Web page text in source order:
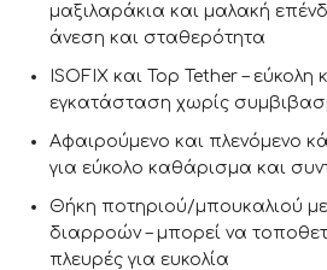
μαξιλαράκια και μαλακή
άνεση και σταθερότητα
ISOFIX και Top Tether –
εγκατάσταση χωρίς
Αφαιρούμενο και πλενόμενο
για εύκολο καθάρισμα και
Θήκη ποτηριού/μπουκαλιού
διαρροών – μπορεί να
πλευρές για ευκολία